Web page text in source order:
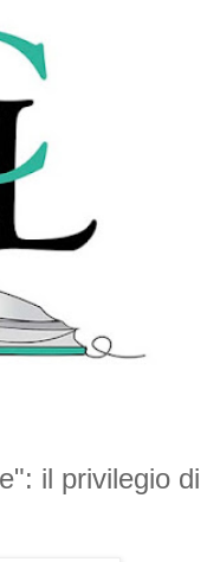
il privilegio di